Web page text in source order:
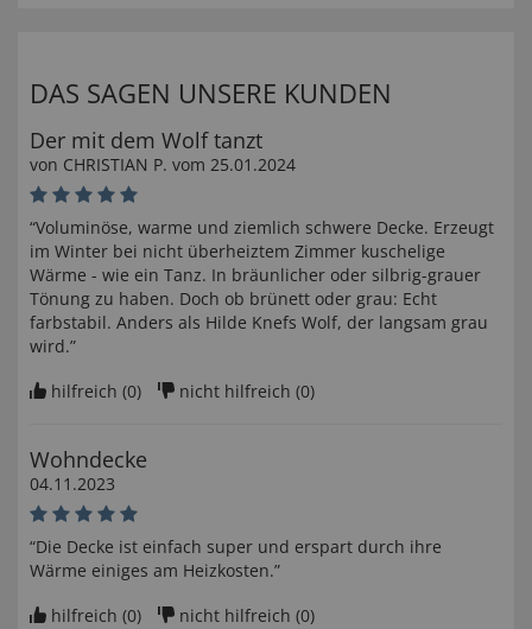
DAS SAGEN UNSERE KUNDEN
Der mit dem Wolf tanzt
von CHRISTIAN P. vom 25.01.2024
“Voluminöse, warme und ziemlich schwere Decke. Erzeugt
im Winter bei nicht überheiztem Zimmer kuschelige
Wärme - wie ein Tanz. In bräunlicher oder silbrig-grauer
Tönung zu haben. Doch ob brünett oder grau: Echt
farbstabil. Anders als Hilde Knefs Wolf, der langsam grau
wird.”
hilfreich (0) nicht hilfreich (0)
Wohndecke
04.11.2023
“Die Decke ist einfach super und erspart durch ihre
Wärme einiges am Heizkosten.”
hilfreich (0) nicht hilfreich (0)